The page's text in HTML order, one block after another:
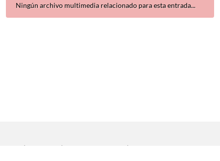
Ningún archivo multimedia relacionado para esta entrada...
| | |